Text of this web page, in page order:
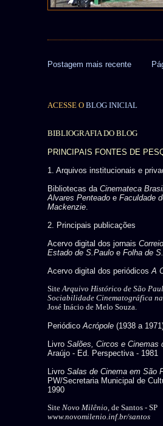
Postagem mais recente
ACESSE O BLOG INICIAL
BIBLIOGRAFIA DO BLOG
PRINCIPAIS FONTES DE
1. Arquivos institucionais e
Bibliotecas da Cinemateca
Alvares Penteado e Faculdade
Mackenzie
2. Principais publicações
Acervo digital dos jornais
Estado de S.Paulo e Folha de
Acervo digital dos periódicos A
SiteArquivo Histórico de São
Sociabilidade Cinematográfica
José Inácio de Melo Souza.
Periódico Acrópole (1938 a
Livro Salões, Circos e Cinemas
Araújo - Ed. Perspectiva - 1981
Livro Salas de Cinema em São
PW/Secretaria Municipal de
1990
Site Novo Milênio, de Santos - SP
www.novomilenio.inf.br/santos